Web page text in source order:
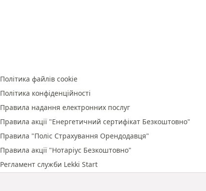
Політика файлів cookie
Політика конфіденційності
Правила надання електронних послуг
Правила акції "Енергетичний сертифікат Безкоштовно"
Правила "Поліс Страхування Орендодавця"
Правила акції "Нотаріус Безкоштовно"
Регламент служби Lekki Start